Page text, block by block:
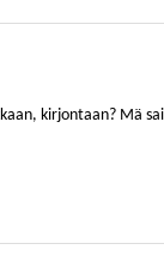
kirjontaan? Mä